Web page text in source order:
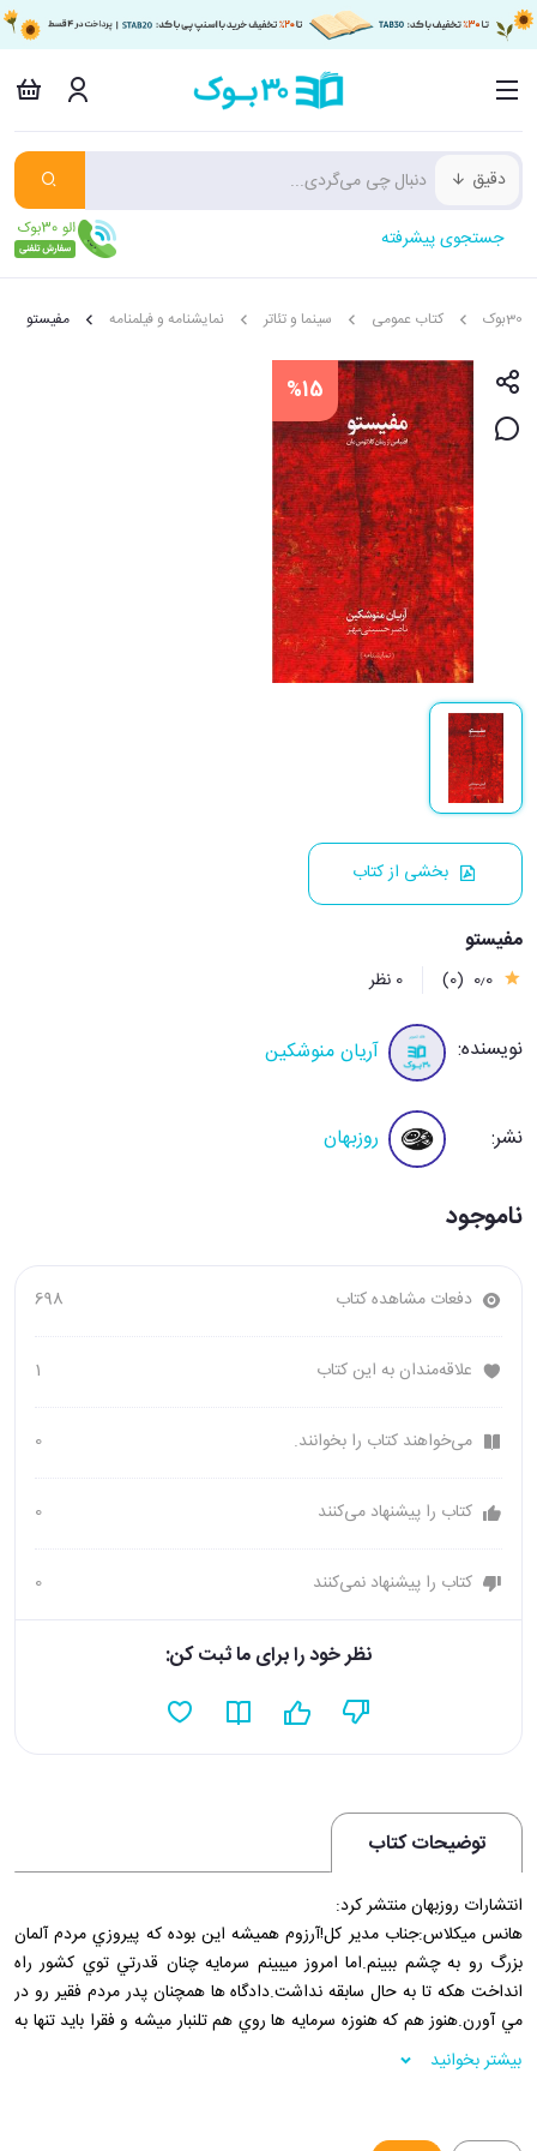
دقیق
جستجوی پیشرفته
30بوک کتاب عمومی سینما و تئاتر نمایشنامه و فیلمنامه مفیستو
%15
بخشی از کتاب
مفیستو
0٫0 (0) 0 نظر
نویسنده: آریان منوشکین
نشر: روزبهان
ناموجود
دفعات مشاهده کتاب 698
علاقه‌مندان به این کتاب 1
می‌خواهند کتاب را بخوانند. 0
کتاب را پیشنهاد می‌کنند 0
کتاب را پیشنهاد نمی‌کنند 0
نظر خود را برای ما ثبت کن:
توضیحات کتاب
انتشارات روزبهان منتشر کرد:
هانس ميکلاس:جناب مدير کل!آرزوم هميشه اين بوده که پيروزي مردم آلمان
بزرگ رو به چشم ببينم.اما امروز ميبينم سرمايه چنان قدرتي توي کشور راه
انداخت هکه تا به حال سابقه نداشت.دادگاه ها همچنان پدر مردم فقير رو در
مي آورن.هنوز هم که هنوزه سرمايه ها روي هم تلنبار ميشه و فقرا بايد تنها به
وعده ها دلشون خوش باشه.
من ميپرسم،اگر اين کاپيتاليسم نيست،پس کاپيتاليسم چيه؟ميخوام بدونم،ما
جاي بازيگرها،يه مشت جاسوس فعاليت کنن؟شما به ما خيانت کردين،شما
بیشتر بخوانید